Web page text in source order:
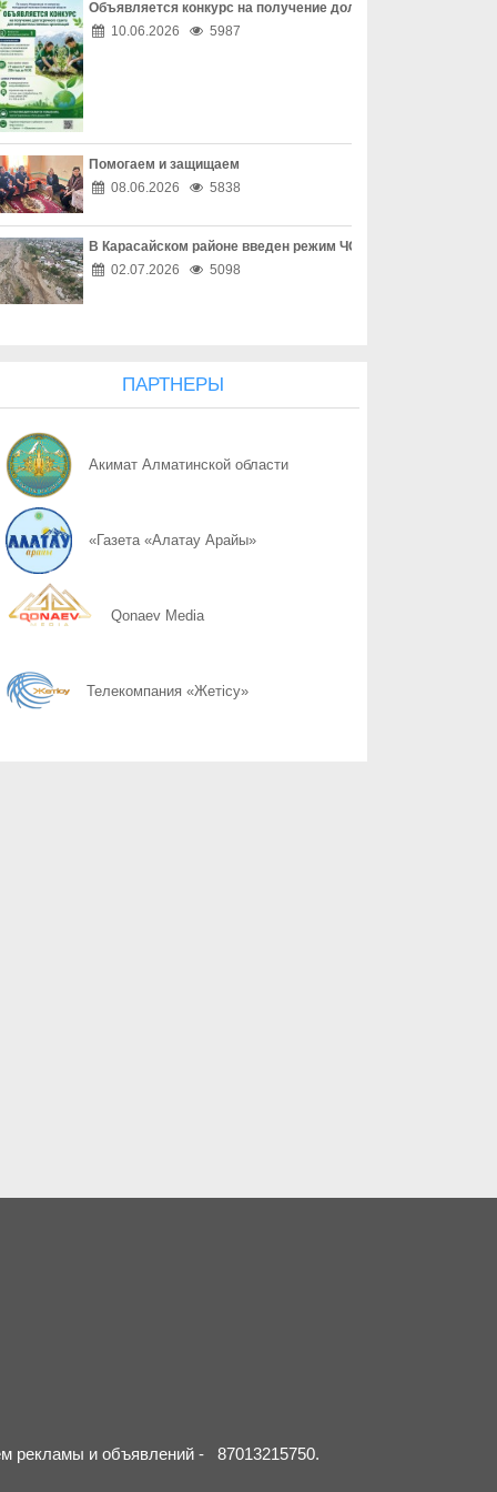
07.08 Земля как общее достояние
07.08 За неделю в Казахстане снизились цены на ряд социально
07.08 ЗАҢ МЕН ТӘРТІП: ІЛЕ АУДАНЫНДА КӘМЕЛЕТКЕ
07.08 Судья отвечает перед законом
07.08 Социальные сети под прицелом мошенников
07.08 Как защитить детей от мошенников
07.08 Открывая новые возможности
07.08
07.08
07.08 Главный ориентир страны
Объявляется конкурс на получение долгосрочного гранта
10.06.2026
5987
Помогаем и защищаем
08.06.2026
5838
В Карасайском районе введен режим ЧС местного масштаба
02.07.2026
5098
ПАРТНЕРЫ
Акимат Алматинской области
«Газета «Алатау Арайы»
Qonaev Media
Телекомпания «Жетісу»
рекламы и объявлений - 87013215750.